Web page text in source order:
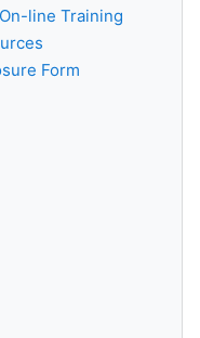
line Training
Form